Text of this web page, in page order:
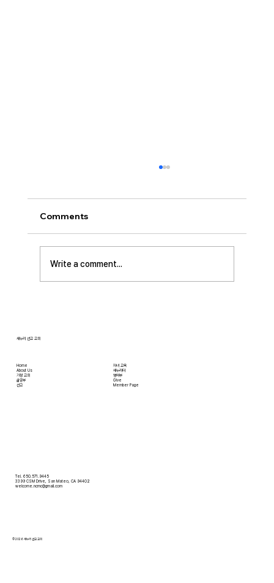
사랑하는 성도 여러분! 하나님께서 가장 싫어하
시는 것이 무엇일가요? 모두가 아시는 대로 바로
교만입니다. 이번 새벽기도 본문인 에스겔에서도
교만으로 인해 하나님의 거룩한 진노가 애굽과
Comments
Write a comment...
Home
About Us
​가정 교회
​삶공부
​선교
자녀 교육
새누리터
영어부
Give
Member Page
Tel. 650.571.9445
3399 CSM Drive, San Mateo, CA 94402
welcome.ncmc@gmail.com
© 2026 새누리 선교 교회
새누리 선교 교회